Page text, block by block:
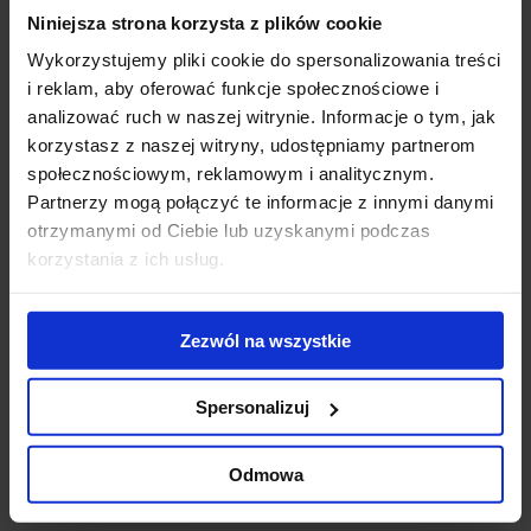
Niniejsza strona korzysta z plików cookie
Wykorzystujemy pliki cookie do spersonalizowania treści
i reklam, aby oferować funkcje społecznościowe i
analizować ruch w naszej witrynie. Informacje o tym, jak
korzystasz z naszej witryny, udostępniamy partnerom
społecznościowym, reklamowym i analitycznym.
Partnerzy mogą połączyć te informacje z innymi danymi
otrzymanymi od Ciebie lub uzyskanymi podczas
korzystania z ich usług.
Zezwól na wszystkie
Spersonalizuj
Odmowa
Giant office and
hotel complex
nears completion
Modernization of
the Diuna
complex - new
conference
center opened
Contact us
Jones Lang LaSalle Sp. z o.o.